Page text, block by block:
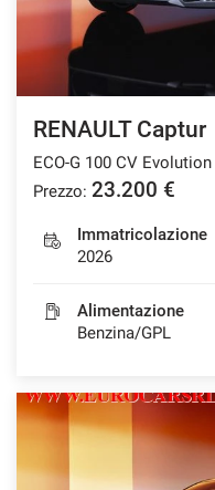
RENAULT Captur
ECO-G 100 CV Evolution
Prezzo: 23.200 €
Immatricolazione
2026
Alimentazione
Benzina/GPL